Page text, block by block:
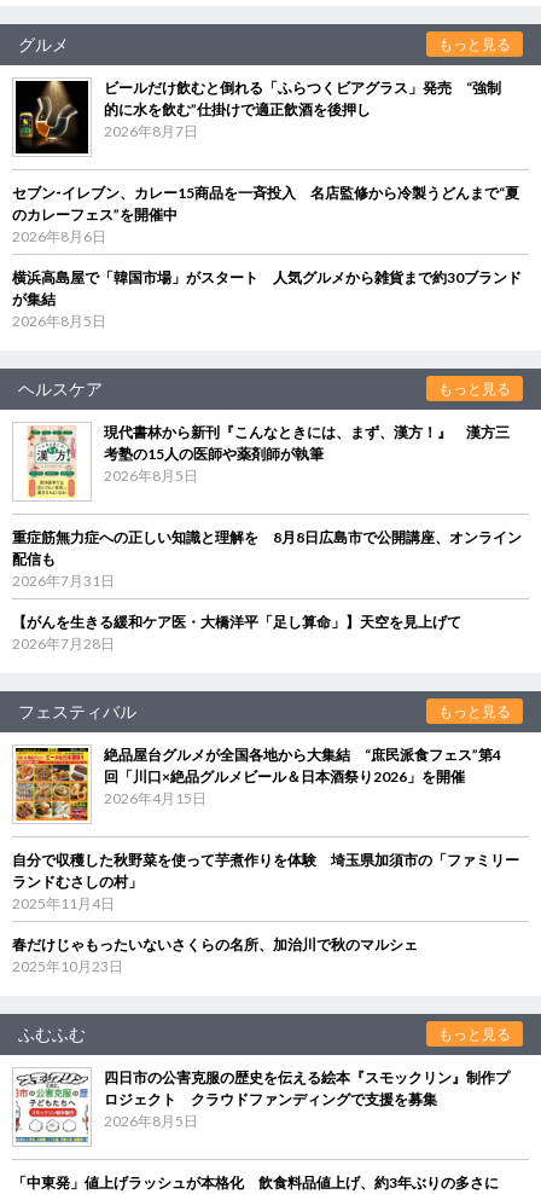
グルメ もっと見る
ビールだけ飲むと倒れる「ふらつくビアグラス」発売 “強制
的に水を飲む”仕掛けで適正飲酒を後押し
2026年8月7日
セブン‐イレブン、カレー15商品を一斉投入 名店監修から冷製うどんまで“夏
のカレーフェス”を開催中
2026年8月6日
横浜高島屋で「韓国市場」がスタート 人気グルメから雑貨まで約30ブランド
が集結
2026年8月5日
ヘルスケア もっと見る
現代書林から新刊『こんなときには、まず、漢方！』 漢方三
考塾の15人の医師や薬剤師が執筆
2026年8月5日
重症筋無力症への正しい知識と理解を 8月8日広島市で公開講座、オンライン
配信も
2026年7月31日
【がんを生きる緩和ケア医・大橋洋平「足し算命」】天空を見上げて
2026年7月28日
フェスティバル もっと見る
絶品屋台グルメが全国各地から大集結 “庶民派食フェス”第4
回「川口×絶品グルメビール＆日本酒祭り2026」を開催
2026年4月15日
自分で収穫した秋野菜を使って芋煮作りを体験 埼玉県加須市の「ファミリー
ランドむさしの村」
2025年11月4日
春だけじゃもったいないさくらの名所、加治川で秋のマルシェ
2025年10月23日
ふむふむ もっと見る
四日市の公害克服の歴史を伝える絵本『スモックリン』制作プ
ロジェクト クラウドファンディングで支援を募集
2026年8月5日
「中東発」値上げラッシュが本格化 飲食料品値上げ、約3年ぶりの多さに